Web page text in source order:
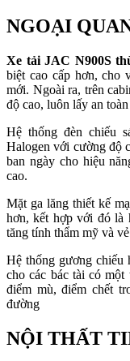
NGOẠI
Xe tải JAC N900S
biệt cao cấp hơn, cho
mới. Ngoài ra, trên
độ cao, luôn lấy an
Hệ thống đèn chiếu
Halogen với cường độ
ban ngày cho hiệu
cao.
Mặt ga lăng thiết kế
hơn, kết hợp với đó là
tăng tính thẩm mỹ và
Hệ thống gương chiếu
cho các bác tài có một
điểm mù, điểm chết
đường
NỘI THẤT